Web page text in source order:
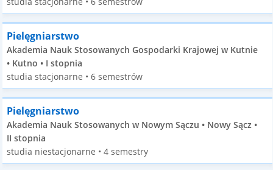
Pielęgniarstwo
Akademia Nauk Stosowanych Gospodarki Krajowej w Kutnie
• Kutno • I stopnia
studia stacjonarne • 6 semestrów
Pielęgniarstwo
Akademia Nauk Stosowanych w Nowym Sączu • Nowy Sącz •
II stopnia
studia niestacjonarne • 4 semestry